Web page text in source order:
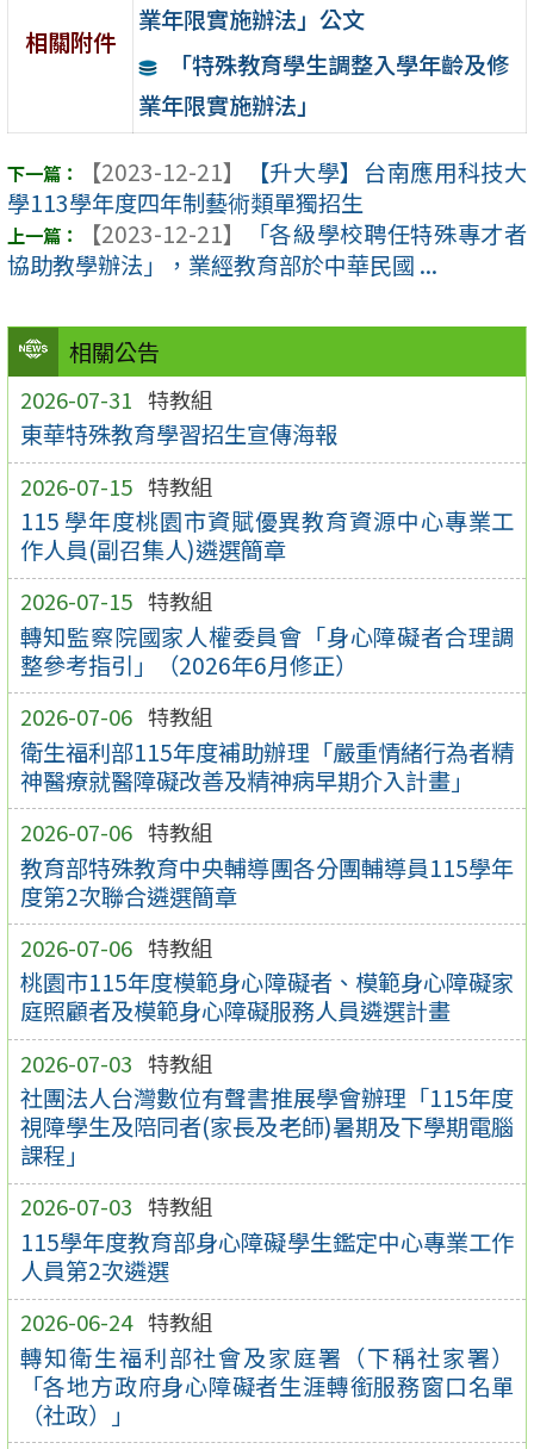
相關公告
2026-07-31 特教組
東華特殊教育學習招生宣傳海報
2026-07-15 特教組
115 學年度桃園市資賦優異教育資源中心專業工
作人員(副召集人)遴選簡章
2026-07-15 特教組
轉知監察院國家人權委員會「身心障礙者合理調
整參考指引」（2026年6月修正）
2026-07-06 特教組
衛生福利部115年度補助辦理「嚴重情緒行為者精
神醫療就醫障礙改善及精神病早期介入計畫」
2026-07-06 特教組
教育部特殊教育中央輔導團各分團輔導員115學年
度第2次聯合遴選簡章
2026-07-06 特教組
桃園市115年度模範身心障礙者、模範身心障礙家
庭照顧者及模範身心障礙服務人員遴選計畫
2026-07-03 特教組
社團法人台灣數位有聲書推展學會辦理「115年度
視障學生及陪同者(家長及老師)暑期及下學期電腦
課程」
2026-07-03 特教組
115學年度教育部身心障礙學生鑑定中心專業工作
人員第2次遴選
2026-06-24 特教組
轉知衛生福利部社會及家庭署（下稱社家署）
「各地方政府身心障礙者生涯轉銜服務窗口名單
（社政）」
相關附件
業年限實施辦法」公文
「特殊教育學生調整入學年齡及修
業年限實施辦法」
【2023-12-21】
【升大學】台南應用科技大
學113學年度四年制藝術類單獨招生
【2023-12-21】
「各級學校聘任特殊專才者
協助教學辦法」，業經教育部於中華民國 ...